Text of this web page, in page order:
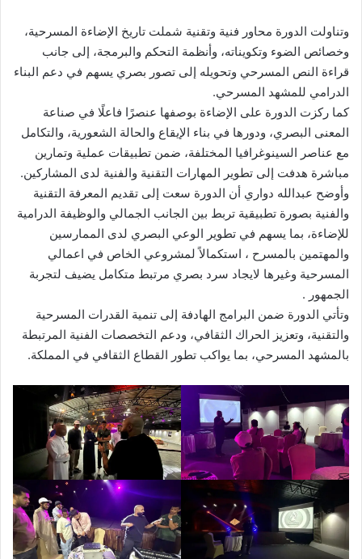
وتناولت الدورة محاور فنية وتقنية شملت تاريخ الإضاءة المسرحية،
وخصائص الضوء وتكويناته، وأنظمة التحكم والبرمجة، إلى جانب
قراءة النص المسرحي وتحويله إلى تصور بصري يسهم في دعم البناء
الدرامي للمشهد المسرحي.
كما ركزت الدورة على الإضاءة بوصفها عنصرًا فاعلًا في صناعة
المعنى البصري، ودورها في بناء الإيقاع والحالة الشعورية، والتكامل
مع عناصر السينوغرافيا المختلفة، ضمن تطبيقات عملية وتمارين
مباشرة هدفت إلى تطوير المهارات التقنية والفنية لدى المشاركين.
وأوضح عبدالله دواري أن الدورة سعت إلى تقديم المعرفة التقنية
والفنية بصورة تطبيقية تربط بين الجانب الجمالي والوظيفة الدرامية
للإضاءة، بما يسهم في تطوير الوعي البصري لدى الممارسين
والمهتمين بالمسرح ، استكمالاً لمشروعي الخاص في اعمالي
المسرحية وغيرها لايجاد سرد بصري مرتبط متكامل يضيف لتجربة
الجمهور .
وتأتي الدورة ضمن البرامج الهادفة إلى تنمية القدرات المسرحية
والتقنية، وتعزيز الحراك الثقافي، ودعم التخصصات الفنية المرتبطة
بالمشهد المسرحي، بما يواكب تطور القطاع الثقافي في المملكة.